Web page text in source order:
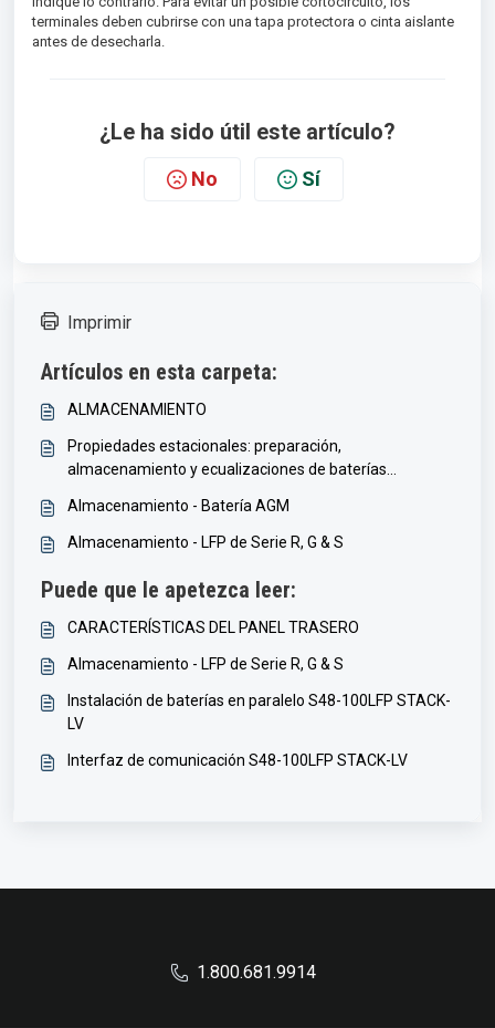
terminales deben cubrirse con una tapa protectora o cinta aislante
antes de desecharla.
¿Le ha sido útil este artículo?
No Sí
Imprimir
Artículos en esta carpeta:
ALMACENAMIENTO
Propiedades estacionales: preparación,
almacenamiento y ecualizaciones de baterías
Almacenamiento - Batería AGM
Almacenamiento - LFP de Serie R, G & S
Puede que le apetezca leer:
CARACTERÍSTICAS DEL PANEL TRASERO
Almacenamiento - LFP de Serie R, G & S
Instalación de baterías en paralelo S48-100LFP STACK-
LV
Interfaz de comunicación S48-100LFP STACK-LV
1.800.681.9914